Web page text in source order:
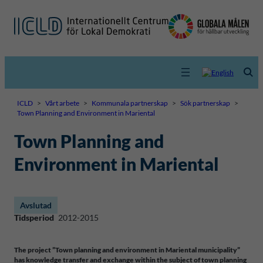
ICLD > Vårt arbete > Kommunala partnerskap > Sök partnerskap >
Town Planning and Environment in Mariental
Town Planning and
Environment in Mariental
Avslutad
Tidsperiod 2012-2015
The project ”Town planning and environment in Mariental municipality”
has knowledge transfer and exchange within the subject of town planning